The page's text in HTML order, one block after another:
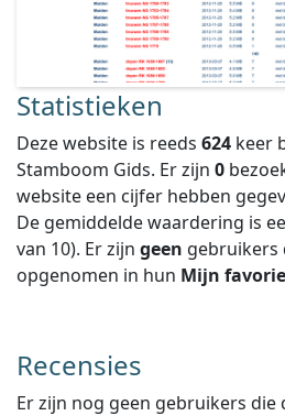
Statistieken
Deze website is reeds 624 keer
Stamboom Gids. Er zijn 0
website een cijfer hebben
De gemiddelde waardering is
van 10). Er zijn geen gebruikers
opgenomen in hun Mijn
Recensies
Er zijn nog geen gebruikers die